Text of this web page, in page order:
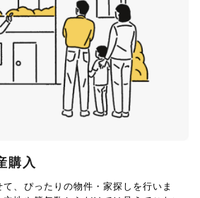
購入
、ぴったりの物件・家探しを行いま